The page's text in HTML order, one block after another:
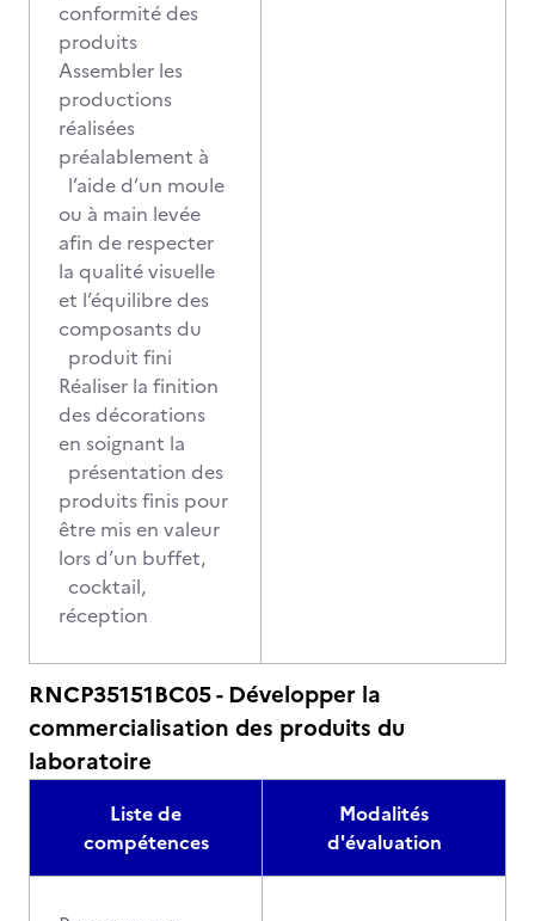
conformité des
produits
Assembler les
productions
réalisées
préalablement à
l’aide d’un moule
ou à main levée
afin de respecter
la qualité visuelle
et l’équilibre des
composants du
produit fini
Réaliser la finition
des décorations
en soignant la
présentation des
produits finis pour
être mis en valeur
lors d’un buffet,
cocktail,
réception
RNCP35151BC05 - Développer la
commercialisation des produits du
laboratoire
Liste de
compétences
Modalités
d'évaluation